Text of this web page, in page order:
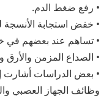
• رفع ضغط الدم.
• خفض استجابة الأنسجة
• تساهم عند بعضهم في
• الصداع المزمن والأرق
• بعض الدراسات أشارت
وظائف الجهاز العصبي